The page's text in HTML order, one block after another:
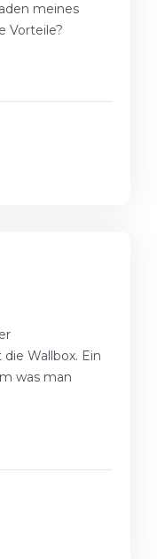
meines
Vorteile?
Wallbox. Ein
was man